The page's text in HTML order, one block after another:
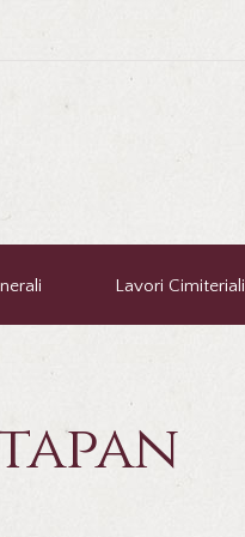
Lavori Cimiteriali